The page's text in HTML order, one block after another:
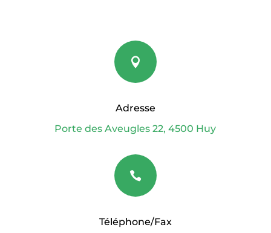

Adresse
Porte des Aveugles 22, 4500 Huy

Téléphone/Fax